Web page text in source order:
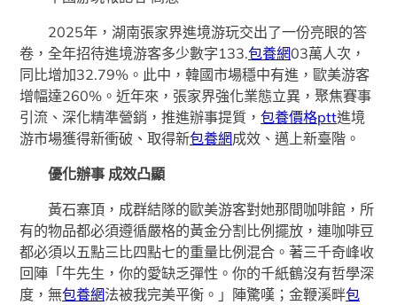
2025年，湖南張家界進境游玩交出了一份亮眼的答
卷，全年招待進境游客多少數字133.包養網03萬人次，
同比增加32.79%。此中，韓國市場穩中有進，歐美游客
增幅達260%。近年來，張家界強化業態立異，聚焦賽事
引流、深化精準營銷，推進辦事提質，包養價格ptt進境
游市場獲得新衝破、取得新包養網成效、邁上新臺階。
優化辦事 成效凸顯
黃石寨頂，成群結隊的歐美游客對她那間咖啡館，所
有的物品都必須遵循嚴格的黃金分割比例擺放，連咖啡豆
都必須以五點三比四點七的重量比例混合。著三千奇峰收
回陣「牛先生，你的愛缺乏彈性。你的千紙鶴沒有哲學深
度，無包養網法被我完美平衡。」陣驚嘆；金鞭溪畔包